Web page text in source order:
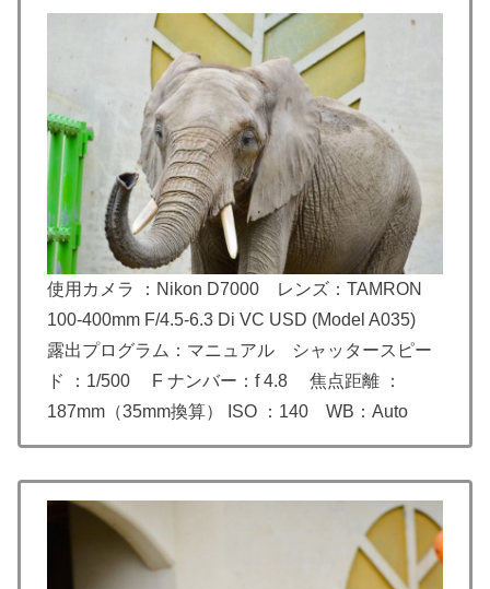
使用カメラ ：Nikon D7000 レンズ：TAMRON
100-400mm F/4.5-6.3 Di VC USD (Model A035)
露出プログラム：マニュアル シャッタースピー
ド ：1/500 F ナンバー：f 4.8 焦点距離 ：
187mm（35mm換算） ISO ：140 WB：Auto